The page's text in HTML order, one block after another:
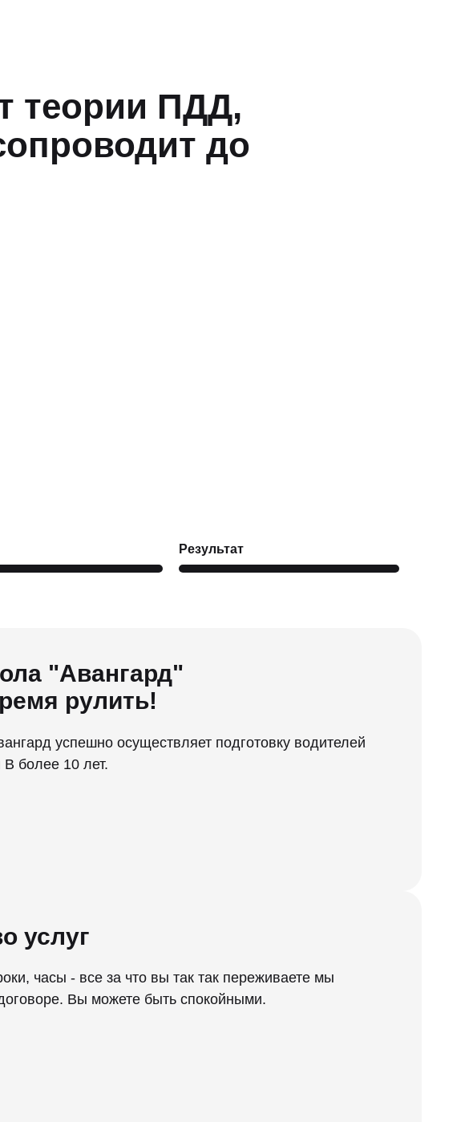
теории ПДД,
до
Результат
"Авангард"
рулить!
успешно осуществляет подготовку водителей
В более 10 лет.
услуг
часы - все за что вы так так переживаете мы
Вы можете быть спокойными.